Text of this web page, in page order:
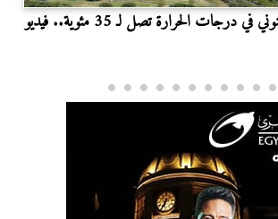
درجات الحرارة تصل لـ 35 مئوية.. فيديو